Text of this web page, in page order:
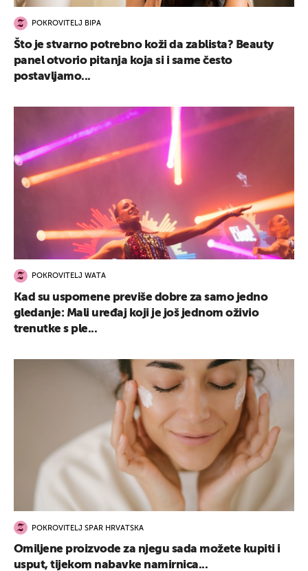
POKROVITELJ BIPA
Što je stvarno potrebno koži da zablista? Beauty
panel otvorio pitanja koja si i same često
postavljamo...
POKROVITELJ WATA
Kad su uspomene previše dobre za samo jedno
gledanje: Mali uređaj koji je još jednom oživio
trenutke s ple...
POKROVITELJ SPAR HRVATSKA
Omiljene proizvode za njegu sada možete kupiti i
usput, tijekom nabavke namirnica...